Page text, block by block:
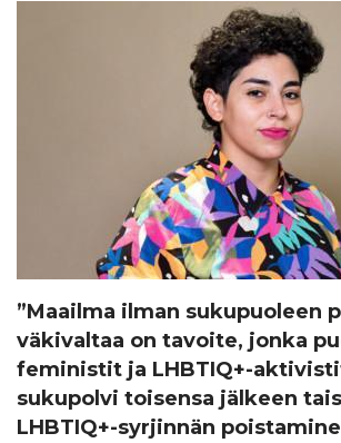
”Maailma ilman sukupuoleen
väkivaltaa on tavoite, jonka
feministit ja LHBTIQ+-
sukupolvi toisensa jälkeen
LHBTIQ+-syrjinnän